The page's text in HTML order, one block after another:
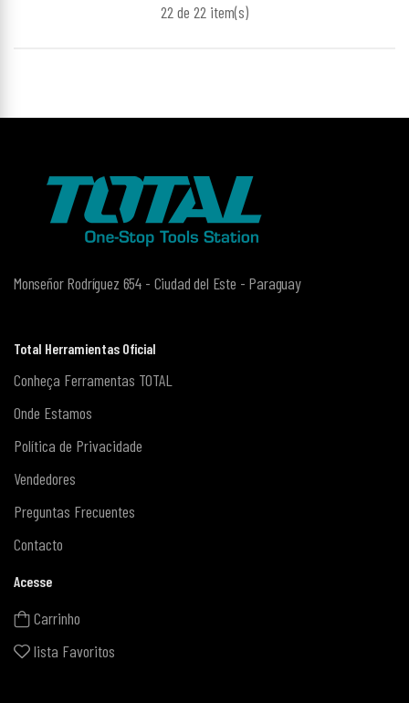
22 de 22 item(s)
Monseñor Rodríguez 654 - Ciudad del Este - Paraguay
Total Herramientas Oficial
Conheça Ferramentas TOTAL
Onde Estamos
Política de Privacidade
Vendedores
Preguntas Frecuentes
Contacto
Acesse
Carrinho
lista Favoritos